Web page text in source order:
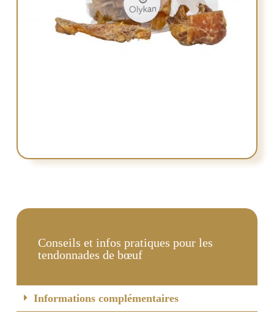
Conseils et infos pratiques pour les
tendonnades de bœuf
Informations complémentaires